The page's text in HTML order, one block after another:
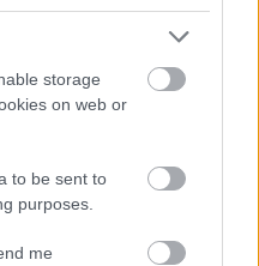
storage
on web or
to be sent to
purposes.
me